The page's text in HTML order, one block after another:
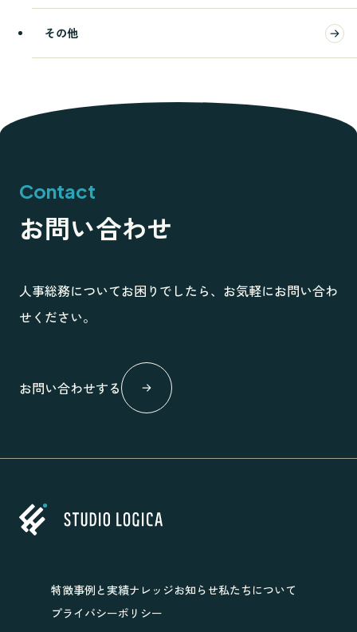
その他
Contact
お問い合わせ
人事総務についてお困りでしたら、お気軽にお問い合わ
せください。
お問い合わせする
特徴事例と実績ナレッジお知らせ私たちについて
プライバシーポリシー